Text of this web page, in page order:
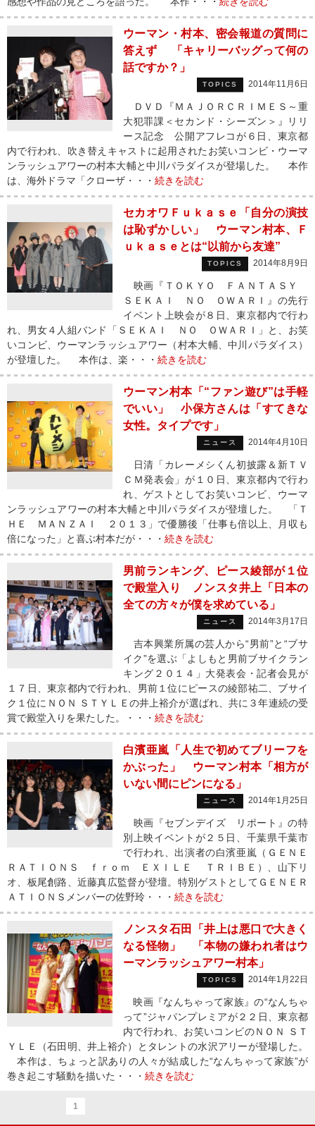
ウーマン・村本、密会報道の質問に
答えず 「キャリーバッグって何の
話ですか？」
TOPICS 2014年11月6日
ＤＶＤ『ＭＡＪＯＲＣＲＩＭＥＳ～重
大犯罪課＜セカンド・シーズン＞』リリ
ース記念 公開アフレコが６日、東京都
内で行われ、吹き替えキャストに起用されたお笑いコンビ・ウーマ
ンラッシュアワーの村本大輔と中川パラダイスが登場した。 本作
は、海外ドラマ「クローザ・・・ 続きを読む
セカオワＦｕｋａｓｅ「自分の演技
は恥ずかしい」 ウーマン村本、Ｆ
ｕｋａｓｅとは“以前から友達”
TOPICS 2014年8月9日
映画『ＴＯＫＹＯ ＦＡＮＴＡＳＹ
ＳＥＫＡＩ ＮＯ ＯＷＡＲＩ』の先行
イベント上映会が８日、東京都内で行わ
れ、男女４人組バンド「ＳＥＫＡＩ ＮＯ ＯＷＡＲＩ」と、お笑
いコンビ、ウーマンラッシュアワー（村本大輔、中川パラダイス）
が登壇した。 本作は、楽・・・ 続きを読む
ウーマン村本「“ファン遊び”は手軽
でいい」 小保方さんは「すてきな
女性。タイプです」
ニュース 2014年4月10日
日清「カレーメシくん初披露＆新ＴＶ
ＣＭ発表会」が１０日、東京都内で行わ
れ、ゲストとしてお笑いコンビ、ウーマ
ンラッシュアワーの村本大輔と中川パラダイスが登壇した。 「Ｔ
ＨＥ ＭＡＮＺＡＩ ２０１３」で優勝後「仕事も倍以上、月収も
倍になった」と喜ぶ村本だが・・・ 続きを読む
男前ランキング、ピース綾部が１位
で殿堂入り ノンスタ井上「日本の
全ての方々が僕を求めている」
ニュース 2014年3月17日
吉本興業所属の芸人から“男前”と“ブサ
イク”を選ぶ「よしもと男前ブサイクラン
キング２０１４」大発表会・記者会見が
１７日、東京都内で行われ、男前１位にピースの綾部祐二、ブサイ
ク１位にＮＯＮ ＳＴＹＬＥの井上裕介が選ばれ、共に３年連続の受
賞で殿堂入りを果たした。・・・ 続きを読む
白濱亜嵐「人生で初めてブリーフを
かぶった」 ウーマン村本「相方が
いない間にピンになる」
ニュース 2014年1月25日
映画『セブンデイズ リポート』の特
別上映イベントが２５日、千葉県千葉市
で行われ、出演者の白濱亜嵐（ＧＥＮＥ
ＲＡＴＩＯＮＳ ｆｒｏｍ ＥＸＩＬＥ ＴＲＩＢＥ）、山下リ
オ、板尾創路、近藤真広監督が登壇。特別ゲストとしてＧＥＮＥＲ
ＡＴＩＯＮＳメンバーの佐野玲・・・ 続きを読む
ノンスタ石田「井上は悪口で大きく
なる怪物」 「本物の嫌われ者はウ
ーマンラッシュアワー村本」
TOPICS 2014年1月22日
映画『なんちゃって家族』の“なんちゃ
って”ジャパンプレミアが２２日、東京都
内で行われ、お笑いコンビのＮＯＮ ＳＴ
ＹＬＥ（石田明、井上裕介）とタレントの水沢アリーが登場した。
本作は、ちょっと訳ありの人々が結成した“なんちゃって家族”が
巻き起こす騒動を描いた・・・ 続きを読む
1